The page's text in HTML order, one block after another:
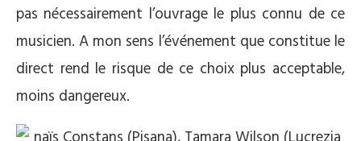
pas nécessairement l’ouvrage le plus connu de ce
musicien. A mon sens l’événement que constitue le
direct rend le risque de ce choix plus acceptable,
moins dangereux.